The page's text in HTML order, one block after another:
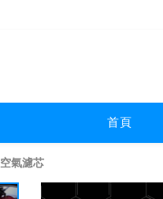
首頁
空氣濾芯